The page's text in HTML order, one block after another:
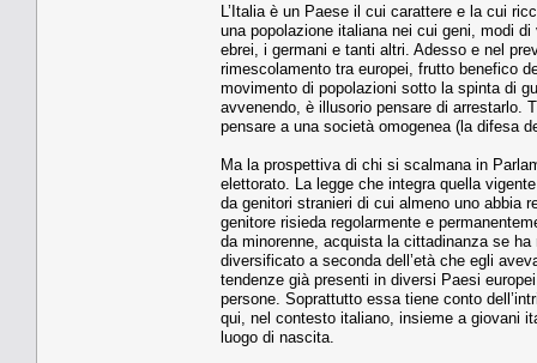
L’Italia è un Paese il cui carattere e la cui
una popolazione italiana nei cui geni, modi
ebrei, i germani e tanti altri. Adesso e nel
rimescolamento tra europei, frutto benefico
movimento di popolazioni sotto la spinta di
avvenendo, è illusorio pensare di arrestarlo.
pensare a una società omogenea (la difesa
Ma la prospettiva di chi si scalmana in
elettorato. La legge che integra quella
da genitori stranieri di cui almeno uno abbia
genitore risieda regolarmente e
da minorenne, acquista la cittadinanza se
diversificato a seconda dell’età che egli
tendenze già presenti in diversi Paesi
persone. Soprattutto essa tiene conto
qui, nel contesto italiano, insieme a giovani
luogo di nascita.